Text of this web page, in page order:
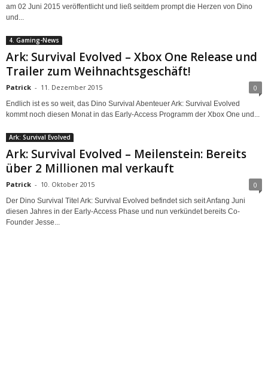
am 02 Juni 2015 veröffentlicht und ließ seitdem prompt die Herzen von Dino
und...
4. Gaming-News
Ark: Survival Evolved – Xbox One Release und
Trailer zum Weihnachtsgeschäft!
Patrick - 11. Dezember 2015 0
Endlich ist es so weit, das Dino Survival Abenteuer Ark: Survival Evolved
kommt noch diesen Monat in das Early-Access Programm der Xbox One und...
Ark: Survival Evolved
Ark: Survival Evolved – Meilenstein: Bereits
über 2 Millionen mal verkauft
Patrick - 10. Oktober 2015 0
Der Dino Survival Titel Ark: Survival Evolved befindet sich seit Anfang Juni
diesen Jahres in der Early-Access Phase und nun verkündet bereits Co-
Founder Jesse...